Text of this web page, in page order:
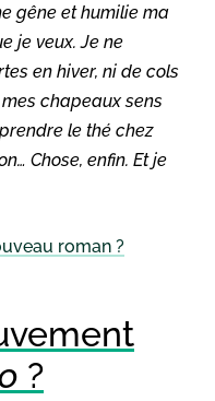
gêne et humilie ma
je veux. Je ne
en hiver, ni de cols
chapeaux sens
le thé chez
Chose, enfin. Et je
roman ?
?